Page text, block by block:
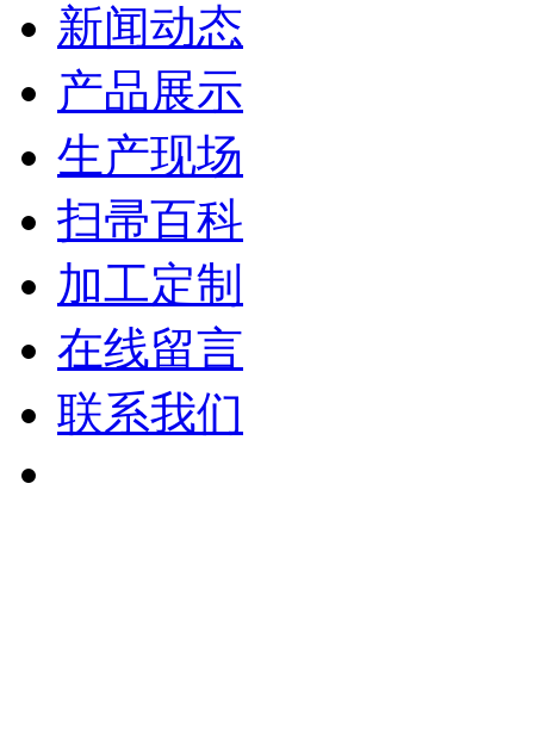
新闻动态
产品展示
生产现场
扫帚百科
加工定制
在线留言
联系我们